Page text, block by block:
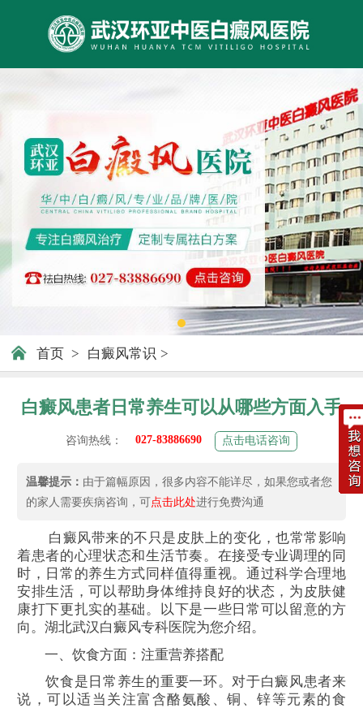
首页 > 白癜风常识 >
白癜风患者日常养生可以从哪些方面入手
咨询热线： 027-83886690 点击电话咨询
温馨提示： 由于篇幅原因，很多内容不能详尽，如果您或者您
的家人需要疾病咨询，可点击此处进行免费沟通
白癜风带来的不只是皮肤上的变化，也常常影响
着患者的心理状态和生活节奏。在接受专业调理的同
时，日常的养生方式同样值得重视。通过科学合理地
安排生活，可以帮助身体维持良好的状态，为皮肤健
康打下更扎实的基础。以下是一些日常可以留意的方
向。湖北武汉白癜风专科医院为您介绍。
一、饮食方面：注重营养搭配
饮食是日常养生的重要一环。对于白癜风患者来
说，可以适当关注富含酪氨酸、铜、锌等元素的食